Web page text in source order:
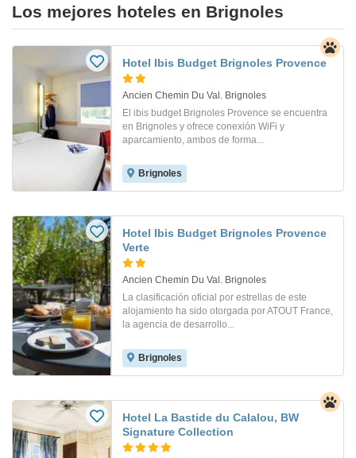
Los mejores hoteles en Brignoles
Hotel Ibis Budget Brignoles Provence
Ancien Chemin Du Val. Brignoles
El ibis budget Brignoles Provence se encuentra
en Brignoles y ofrece conexión WiFi y
aparcamiento, ambos de forma...
Brignoles
Hotel Ibis Budget Brignoles Provence
Verte
Ancien Chemin Du Val. Brignoles
La clasificación oficial por estrellas de este
alojamiento ha sido otorgada por ATOUT France,
la agencia de desarrollo...
Brignoles
Hotel La Bastide du Calalou, BW
Signature Collection